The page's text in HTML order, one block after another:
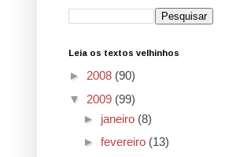
Leia os textos velhinhos
► 2008 (90)
▼ 2009 (99)
► janeiro (8)
► fevereiro (13)